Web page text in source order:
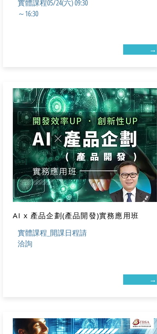
實體課程05/24(六) 09:30
～16:30
→
AI x 產品企劃(產品開發)實務應用班
實體課程_開課日程請
洽詢
→